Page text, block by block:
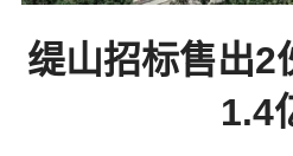
缇山招标售出2
1.4